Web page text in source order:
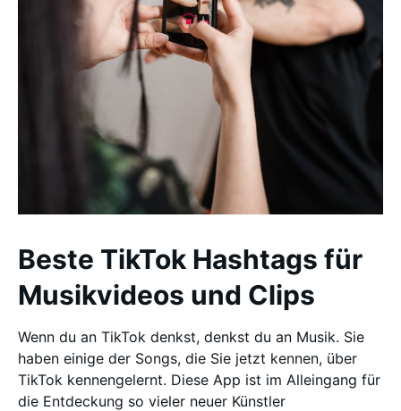
Beste TikTok Hashtags für
Musikvideos und Clips
Wenn du an TikTok denkst, denkst du an Musik. Sie
haben einige der Songs, die Sie jetzt kennen, über
TikTok kennengelernt. Diese App ist im Alleingang für
die Entdeckung so vieler neuer Künstler